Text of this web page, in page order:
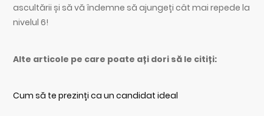
ascultării și să vă îndemne să ajungeți cât mai repede la
nivelul 6!
Alte articole pe care poate ați dori să le citiți:
Cum să te prezinți ca un candidat ideal